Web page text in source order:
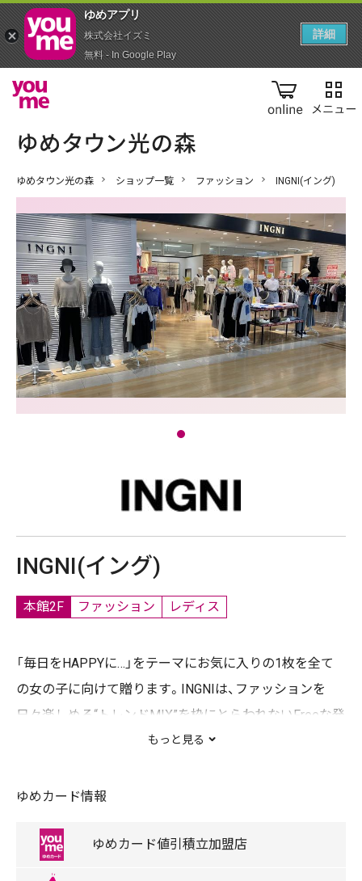
online
ゆめタウン光の森 ショップ一覧 ファッション INGNI(イング)
INGNI(イング)
本館2F ファッション レディス
「毎日をHAPPYに…」をテーマにお気に入りの1枚を全て
の女の子に向けて贈ります。INGNIは、ファッションを
日々楽しめる“トレンドMIX”を枠にとらわれないFreeな発
想で展開していきます。もっと見る
ゆめカード情報
ゆめカード値引積立加盟店
ゆめアプ‪リ‬
株式会社イズミ
無料 - In Google Play
詳細